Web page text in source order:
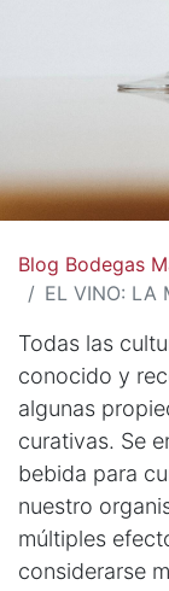
Blog Bodegas
EL VINO: LA
Todas las
conocido y
algunas
curativas. Se
bebida para
nuestro
múltiples
considerarse